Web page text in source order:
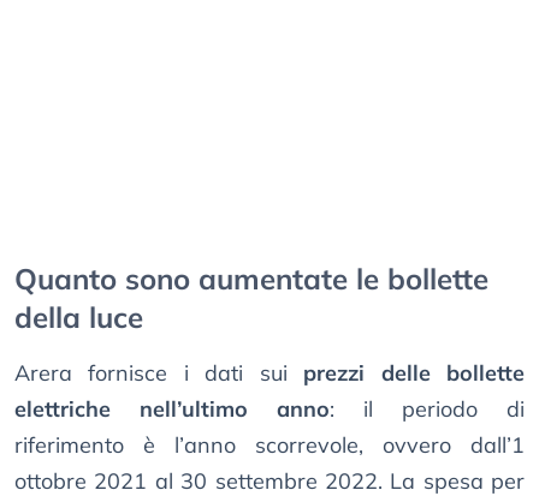
Quanto sono aumentate le bollette
della luce
Arera fornisce i dati sui prezzi delle bollette
elettriche nell’ultimo anno: il periodo di
riferimento è l’anno scorrevole, ovvero dall’1
ottobre 2021 al 30 settembre 2022. La spesa per